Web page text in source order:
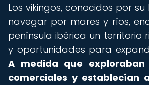
Los vikingos, conocidos por
navegar por mares y ríos,
península ibérica un territorio
y oportunidades para
A medida que exploraban
comerciales y establecían